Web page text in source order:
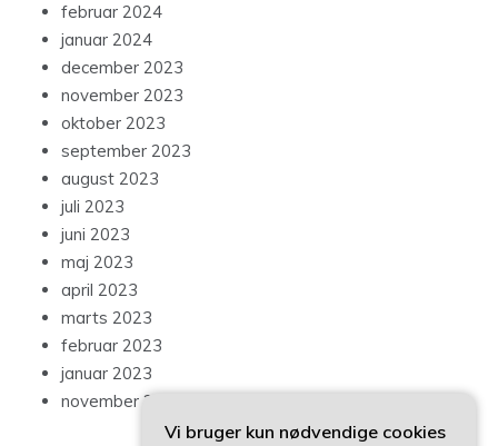
februar 2024
januar 2024
december 2023
november 2023
oktober 2023
september 2023
august 2023
juli 2023
juni 2023
maj 2023
april 2023
marts 2023
februar 2023
januar 2023
november 2022
Vi bruger kun nødvendige cookies